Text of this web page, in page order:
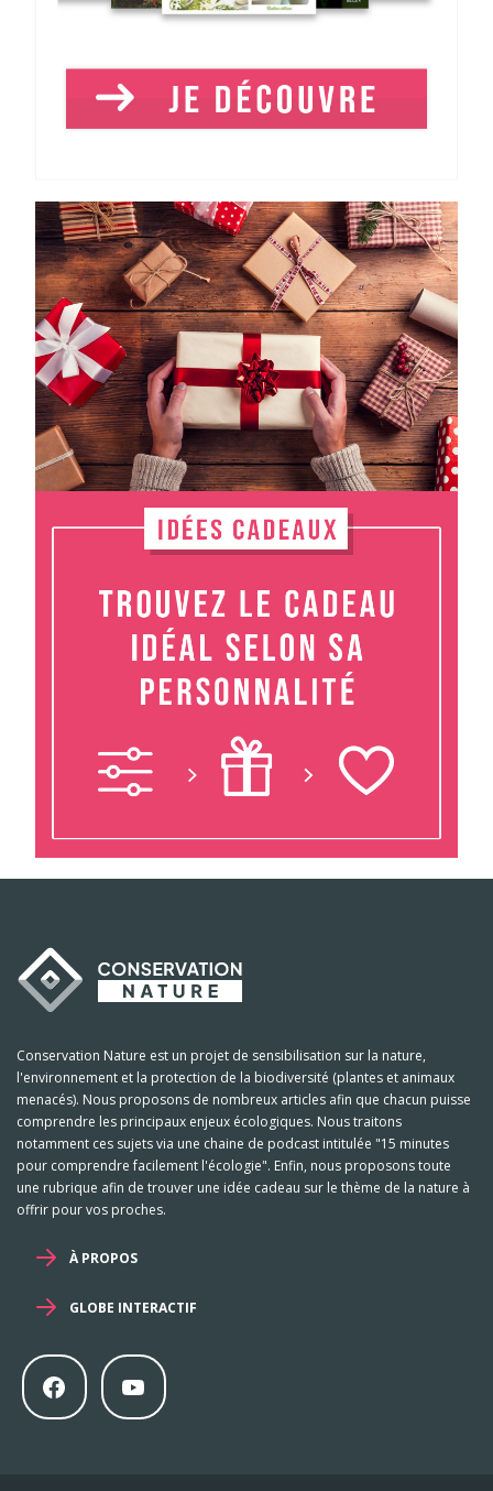
Conservation Nature est un projet de sensibilisation sur la nature,
l'environnement et la protection de la biodiversité (plantes et animaux
menacés). Nous proposons de nombreux articles afin que chacun puisse
comprendre les principaux enjeux écologiques. Nous traitons
notamment ces sujets via une chaine de podcast intitulée "15 minutes
pour comprendre facilement l'écologie". Enfin, nous proposons toute
une rubrique afin de trouver une idée cadeau sur le thème de la nature à
offrir pour vos proches.
À PROPOS
GLOBE INTERACTIF